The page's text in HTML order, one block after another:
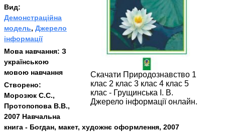
Скачати Природознавство 1
клас 2 клас 3 клас 4 клас 5
клас - Грущинська І. В.
Джерело інформації онлайн.
Вид:
Демонстраційна
модель, Джерело
інформації
Мова навчання: З
українською
мовою навчання
Створено:
Морозюк С.С.,
Протопопова В.В.,
2007 Навчальна
книга - Богдан, макет, художнє оформлення, 2007